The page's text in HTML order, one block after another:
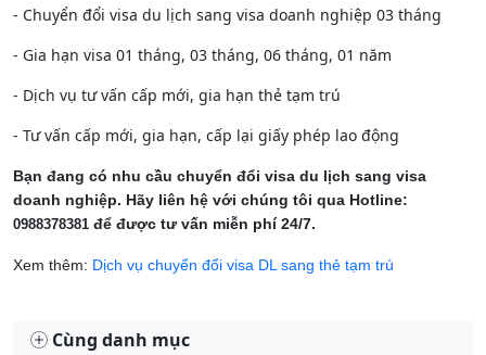
- Chuyển đổi visa du lịch sang visa doanh nghiệp 03 tháng
- Gia hạn visa 01 tháng, 03 tháng, 06 tháng, 01 năm
- Dịch vụ tư vấn cấp mới, gia hạn thẻ tạm trú
- Tư vấn cấp mới, gia hạn, cấp lại giấy phép lao động
Bạn đang có nhu cầu chuyển đổi visa du lịch sang visa
doanh nghiệp. Hãy liên hệ với chúng tôi qua Hotline:
0988378381 để được tư vấn miễn phí 24/7.
Xem thêm: Dịch vụ chuyển đổi visa DL sang thẻ tạm trú
Cùng danh mục